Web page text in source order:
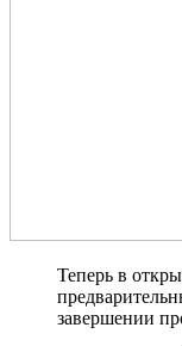
Теперь в
завершении